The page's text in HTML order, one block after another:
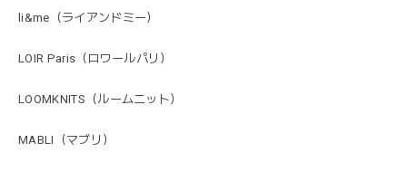
li&me（ライアンドミー）
LOIR Paris（ロワールパリ）
LOOMKNITS（ルームニット）
MABLI（マブリ）